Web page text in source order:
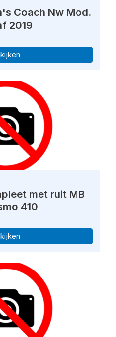
Coach Nw Mod.
2019
met ruit MB
410